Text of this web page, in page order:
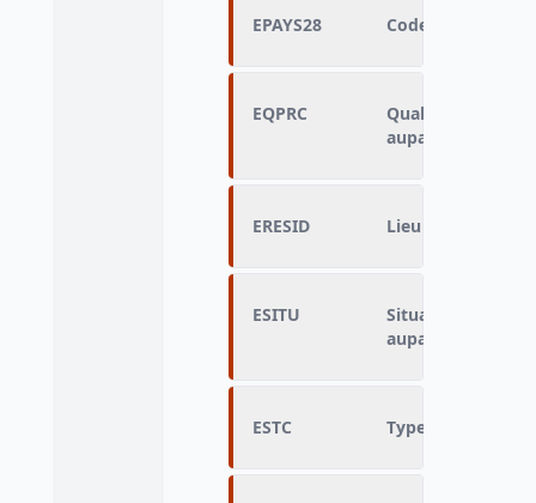
EPAYS28 Code du pays de
EQPRC
Qualification de
auparavant
ERESID Lieu de
ESITU
Situation de
auparavant
ESTC Type d'emploi un